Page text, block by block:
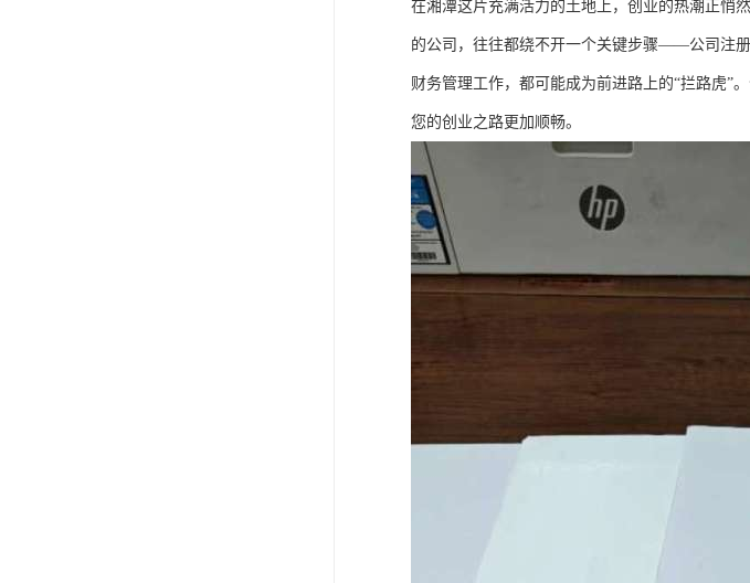
在湘潭这片充满活力的土地上，创业的热潮正悄
的公司，往往都绕不开一个关键步骤——公司注
财务管理工作，都可能成为前进路上的“拦路虎”
您的创业之路更加顺畅。